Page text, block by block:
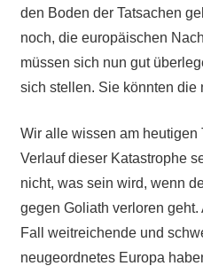
den Boden der Tatsachen
noch, die europäischen
müssen sich nun gut
sich stellen. Sie könnten die
Wir alle wissen am heutigen
Verlauf dieser Katastrophe
nicht, was sein wird, wenn
gegen Goliath verloren
Fall weitreichende und
neugeordnetes Europa